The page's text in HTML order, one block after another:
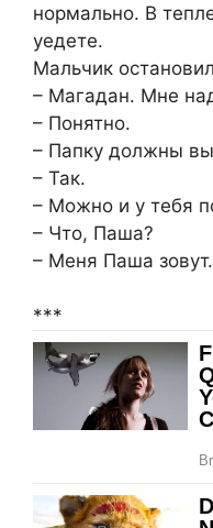
нормально. В
уедете.
Мальчик
– Магадан. Мне
– Понятно.
– Папку должны
– Так.
– Можно и у тебя
– Что, Паша?
– Меня Паша зовут.
***